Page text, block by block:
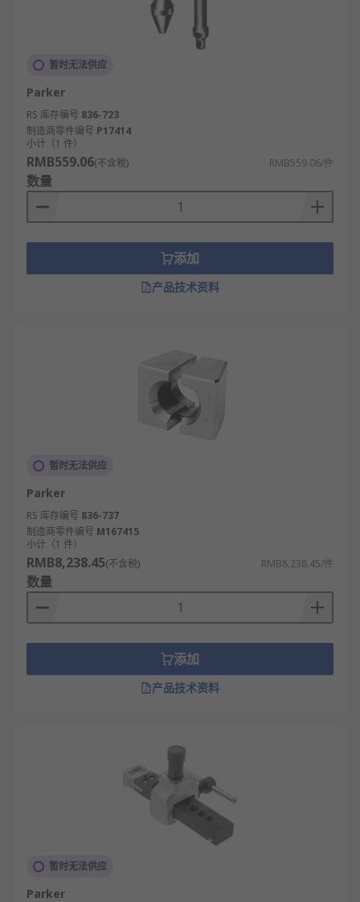
暂时无法供应
Parker
RS 库存编号 836-723
制造商零件编号 P17414
小计（1 件）
RMB559.06(不含税) RMB559.06/件
数量
添加
产品技术资料
暂时无法供应
Parker
RS 库存编号 836-737
制造商零件编号 M167415
小计（1 件）
RMB8,238.45(不含税) RMB8,238.45/件
数量
添加
产品技术资料
暂时无法供应
Parker